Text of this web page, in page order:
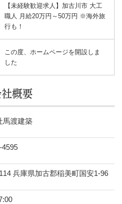
【未経験歓迎求人】加古川市 大工
職人 月給20万円～50万円 ※海外旅
行も！
この度、ホームページを開設しま
した
概要
馬渡建築
4595
兵庫県加古郡稲美町国安1-96